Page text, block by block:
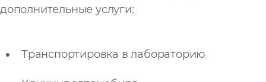
дополнительные услуги:
Транспортировка в лабораторию